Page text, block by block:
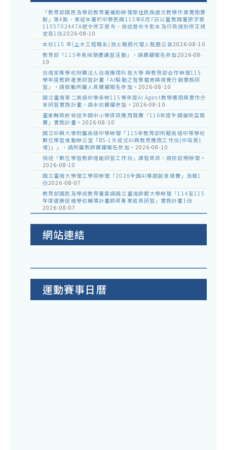
「教育部國民及學前教育署補助辦理原住民族語文教學作業實施要
點」第4點，業經本署於中華民國115年8月7日以臺教國署原字第
1155702447A號令修正發布，檢送發布令影本及行政規則修正規
定各1份2026-08-10
本校115 年(土木工程職系)技士職務代理人甄選公告2026-08-10
教育部「115年氣候變遷講習活動」，請踴躍報名參加2026-08-
10
台南家專學校財團法人台南應用科技大學 與教育部合作辦理115
學年度教師產業研習計畫「AI驅動之智慧電商與視覺行銷實務研
習」，請鼓勵所屬人員踴躍報名參加。 2026-08-10
國立臺南第二高級中學承辦115學年度AI Agent教學應用與實作分
享研習實施計畫，請本校踴躍參加。 2026-08-10
臺東縣政府檢送全國中小學資訊應用競賽「116年度全國貓咪盃競
賽」實施計畫。 2026-08-10
國立中興大學附屬高級中學辦理「115年教育部所轄高級中等學校
數位學習推動辦公室『B5-1生成式AI與教育應用工作坊(中區第1
場)』」，請所屬教師踴躍報名參加。 2026-08-10
檢送「數位學習教師增能研習工作坊」課程資訊，請依說明辦理。
2026-08-10
國立臺南大學理工學院辦理「2026全國AI專題創意競賽」海報1
份2026-08-07
教育部國民及學前教育署委請國立臺灣師範大學辦理「114至115
年度健康促進學校輔導計畫師資專業成長研習」實施計畫1份
2026-08-07
網站連結
運動賽事日曆